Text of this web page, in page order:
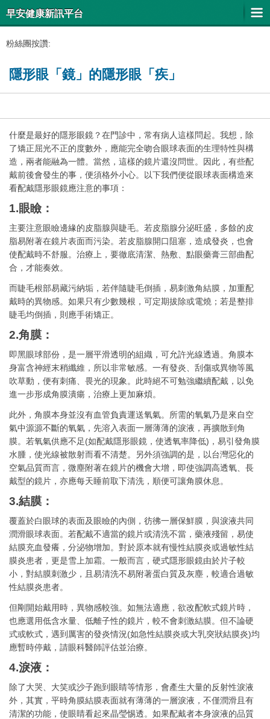
早安健康新訊平台
粉絲團按讚:
隱形眼「鏡」的隱形眼「疾」
什麼是最好的隱形眼鏡？在門診中，常有病人這樣問起。我想，除
了矯正屈光不正的度數外，應能完全吻合眼球表面的生理特性與構
造，兩者能融為一體。當然，這樣的鏡片還沒問世。因此，有些配
戴前後會發生的事，便須格外小心。以下我們便從眼球表面構造來
看配戴隱形眼鏡應注意的事項：
1.眼瞼：
主要注意眼瞼邊緣的皮脂腺與睫毛。若皮脂腺分泌旺盛，多餘的皮
脂易附著在鏡片表面而污染。若皮脂腺開口阻塞，造成發炎，也會
使配戴時不舒服。治療上，要徹底清潔、熱敷、點眼藥膏三部曲配
合，才能奏效。
而睫毛根部易藏污納垢，若伴隨睫毛倒插，易刺激角結膜，加重配
戴時的異物感。如果只有少數幾根，可定期拔除或電燒；若是整排
睫毛均倒插，則應手術矯正。
2.角膜：
即黑眼球部份，是一層平滑透明的組織，可允許光線透過。角膜本
身富含神經末稍纖維，所以非常敏感。一有發炎、刮傷或異物等風
吹草動，便有刺痛、畏光的現象。此時絕不可勉強繼續配戴，以免
進一步形成角膜潰瘍，治療上更加麻煩。
此外，角膜本身並沒有血管負責運送氧氣。所需的氧氣乃是來自空
氣中源源不斷的氧氣，先溶入表面一層薄薄的淚液，再擴散到角
膜。若氧氣供應不足(如配戴隱形眼鏡，使透氧率降低)，易引發角膜
水腫，使光線被散射而看不清楚。另外須強調的是，以台灣惡化的
空氣品質而言，微塵附著在鏡片的機會大增，即使強調高透氧、長
戴型的鏡片，亦應每天睡前取下清洗，順便可讓角膜休息。
3.結膜：
覆蓋於白眼球的表面及眼瞼的內側，彷彿一層保鮮膜，與淚液共同
潤滑眼球表面。若配戴不適當的鏡片或清洗不當，藥液殘留，易使
結膜充血發癢，分泌物增加。對於原本就有慢性結膜炎或過敏性結
膜炎患者，更是雪上加霜。一般而言，硬式隱形眼鏡由於片子較
小，對結膜刺激少，且易清洗不易附著蛋白質及灰塵，較適合過敏
性結膜炎患者。
但剛開始戴用時，異物感較強。如無法適應，欲改配軟式鏡片時，
也應選用低含水量、低離子性的鏡片，較不會刺激結膜。但不論硬
式或軟式，遇到厲害的發炎情況(如急性結膜炎或大乳突狀結膜炎)均
應暫時停戴，請眼科醫師評估並治療。
4.淚液：
除了大哭、大笑或沙子跑到眼睛等情形，會產生大量的反射性淚液
外，其實，平時角膜結膜表面就有薄薄的一層淚液，不僅潤滑且有
清潔的功能，使眼睛看起來晶瑩惕透。如果配戴者本身淚液的品質